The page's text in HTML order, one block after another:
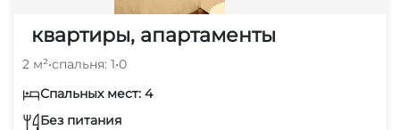
квартиры, апартаменты
2 м²•спальня: 1•0
Спальных мест: 4
Без питания